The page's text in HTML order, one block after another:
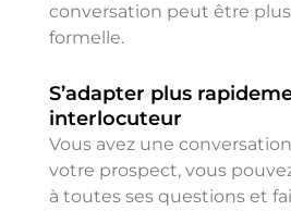
conversation peut être
formelle.
S’adapter plus
interlocuteur
Vous avez une
votre prospect, vous
à toutes ses questions et